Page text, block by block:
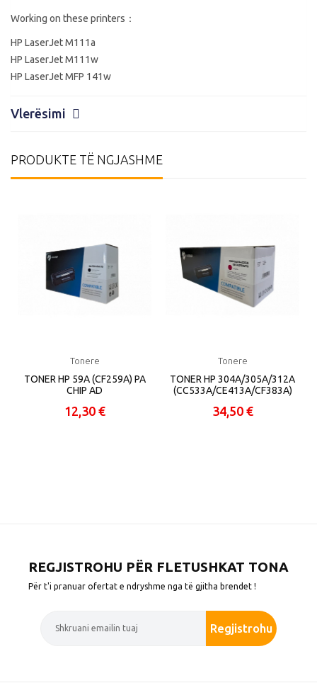
Working on these printers：
HP LaserJet M111a
HP LaserJet M111w
HP LaserJet MFP 141w
Vlerësimi
PRODUKTE TË NGJASHME
Tonere
TONER HP 59A (CF259A) PA
CHIP AD
12,30 €
Tonere
TONER HP 304A/305A/312A
(CC533A/CE413A/CF383A)
34,50 €
REGJISTROHU PËR FLETUSHKAT TONA
Për t'i pranuar ofertat e ndryshme nga të gjitha brendet !
Regjistrohu